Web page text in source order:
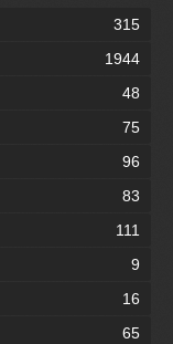
315
1944
48
75
96
83
111
9
16
65